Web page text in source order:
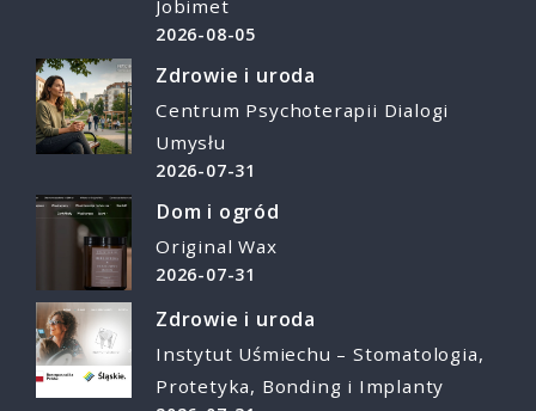
Jobimet
2026-08-05
Zdrowie i uroda
Centrum Psychoterapii Dialogi
Umysłu
2026-07-31
Dom i ogród
Original Wax
2026-07-31
Zdrowie i uroda
Instytut Uśmiechu – Stomatologia,
Protetyka, Bonding i Implanty